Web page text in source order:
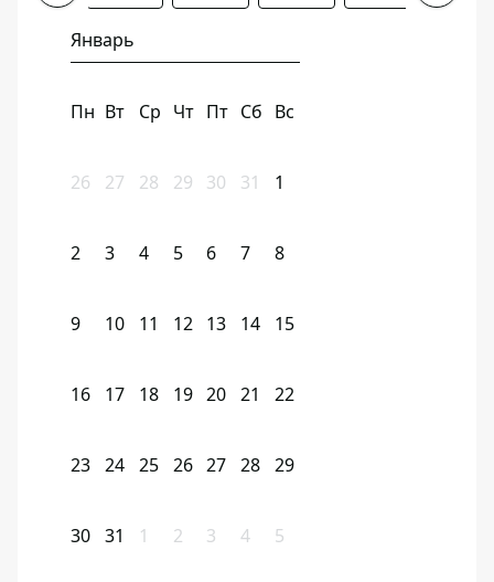
Январь
Пн Вт Ср Чт Пт Сб Вс
26 27 28 29 30 31 1
2 3 4 5 6 7 8
9 10 11 12 13 14 15
16 17 18 19 20 21 22
23 24 25 26 27 28 29
30 31 1 2 3 4 5